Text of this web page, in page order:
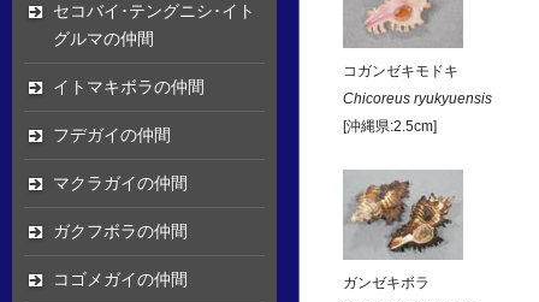
コガンゼキモドキ
Chicoreus ryukyuensis
[沖縄県:2.5cm]
ガンゼキボラ
セコバイ･テングニシ･イト
グルマの仲間
イトマキボラの仲間
フデガイの仲間
マクラガイの仲間
ガクフボラの仲間
コゴメガイの仲間